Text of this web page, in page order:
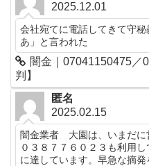
2025.12.01
会社宛てに電話してきて守
あ」と言われた
闇金｜07041150475／
判】
匿名
2025.02.15
闇金業者 大園は、いまだに
０３８７７６０２３も利用
に達しています。早急な摘発